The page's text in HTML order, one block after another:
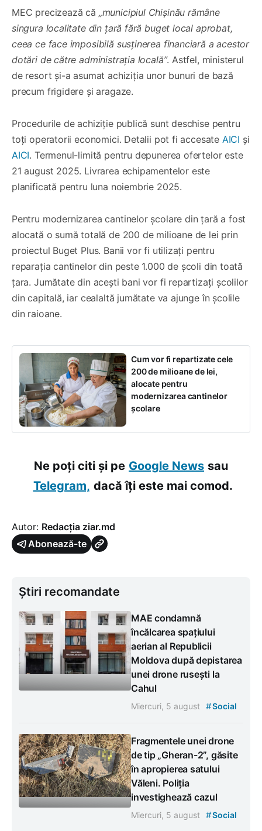
MEC precizează că „municipiul Chișinău rămâne
singura localitate din țară fără buget local aprobat,
ceea ce face imposibilă susținerea financiară a acestor
dotări de către administrația locală”. Astfel, ministerul
de resort și-a asumat achiziția unor bunuri de bază
precum frigidere și aragaze.
Procedurile de achiziție publică sunt deschise pentru
toți operatorii economici. Detalii pot fi accesate AICI și
AICI. Termenul-limită pentru depunerea ofertelor este
21 august 2025. Livrarea echipamentelor este
planificată pentru luna noiembrie 2025.
Pentru modernizarea cantinelor școlare din țară a fost
alocată o sumă totală de 200 de milioane de lei prin
proiectul Buget Plus. Banii vor fi utilizați pentru
reparația cantinelor din peste 1.000 de școli din toată
țara. Jumătate din acești bani vor fi repartizați școlilor
din capitală, iar cealaltă jumătate va ajunge în școlile
din raioane.
Cum vor fi repartizate cele
200 de milioane de lei,
alocate pentru
modernizarea cantinelor
școlare
Ne poți citi și pe Google News sau
Telegram, dacă îți este mai comod.
Autor: Redacția ziar.md
Abonează-te
Știri recomandate
MAE condamnă
încălcarea spațiului
aerian al Republicii
Moldova după depistarea
unei drone rusești la
Cahul
Miercuri, 5 august #Social
Fragmentele unei drone
de tip „Gheran-2”, găsite
în apropierea satului
Văleni. Poliția
investighează cazul
Miercuri, 5 august #Social